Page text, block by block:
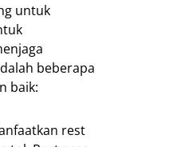
untuk
beberapa
baik:
rest